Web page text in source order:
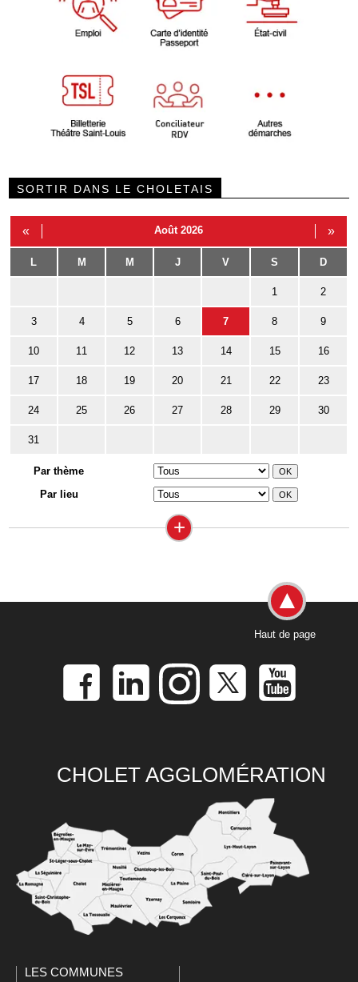
SORTIR DANS LE CHOLETAIS
« Août 2026 »
L M M J V S D
1 2
3 4 5 6 7 8 9
10 11 12 13 14 15 16
17 18 19 20 21 22 23
24 25 26 27 28 29 30
31
Par thème
Par lieu
+
Haut de page
CHOLET AGGLOMÉRATION
LES COMMUNES